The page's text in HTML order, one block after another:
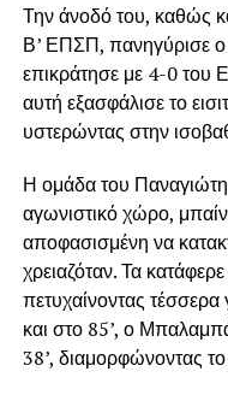
Την άνοδό του, καθώς
Β’ ΕΠΣΠ, πανηγύρισε ο
επικράτησε με 4-0 του
αυτή εξασφάλισε το
υστερώντας στην
Η ομάδα του
αγωνιστικό χώρο,
αποφασισμένη να
χρειαζόταν. Τα
πετυχαίνοντας
και στο 85’, ο
38’, διαμορφώνοντας το